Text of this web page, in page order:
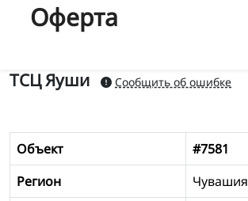
Оферта
ТСЦ Яуши Сообщить об ошибке
Объект
#7581
Регион
Чувашия